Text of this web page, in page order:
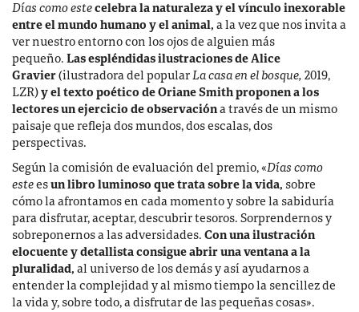
Días como estecelebra la naturaleza y el vínculo inexorable
entre el mundo humano y el animal, a la vez que nos invita a
ver nuestro entorno con los ojos de alguien más
pequeño. Las espléndidas ilustraciones de Alice
Gravier(ilustradora del popularLa casa en el bosque, 2019,
LZR)y el texto poético de Oriane Smith proponen a los
lectores un ejercicio de observacióna través de un mismo
paisaje que refleja dos mundos, dos escalas, dos
perspectivas.
Según la comisión de evaluación del premio, «Días como
esteesun libro luminoso que trata sobre la vida, sobre
cómo la afrontamos en cada momento y sobre la sabiduría
para disfrutar, aceptar, descubrir tesoros. Sorprendernos y
sobreponernos a las adversidades. Con una ilustración
elocuente y detallista consigue abrir una ventana a la
pluralidad, al universo de los demás y así ayudarnos a
entender la complejidad y al mismo tiempo la sencillez de
la vida y, sobre todo, a disfrutar de las pequeñas cosas».